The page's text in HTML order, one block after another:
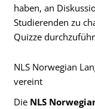
haben, an
Studierenden zu
Quizze
NLS Norwegian
vereint
Die NLS